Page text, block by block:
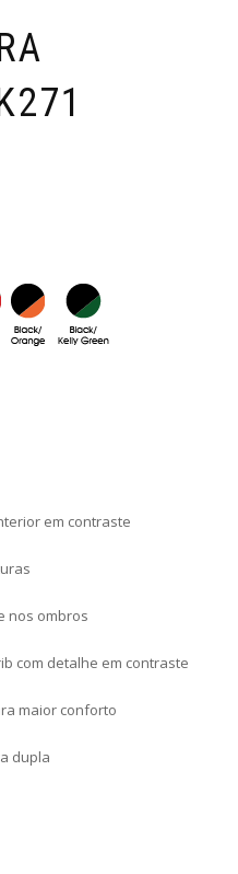
em contraste
nos ombros
com detalhe em contraste
maior conforto
dupla